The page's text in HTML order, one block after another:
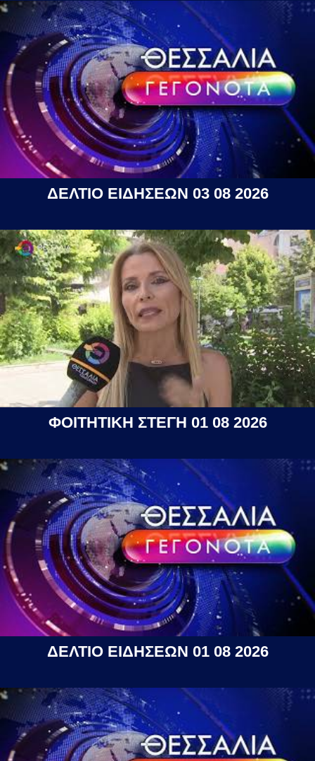
ΔΕΛΤΙΟ ΕΙΔΗΣΕΩΝ 03 08 2026
ΦΟΙΤΗΤΙΚΗ ΣΤΕΓΗ 01 08 2026
ΔΕΛΤΙΟ ΕΙΔΗΣΕΩΝ 01 08 2026